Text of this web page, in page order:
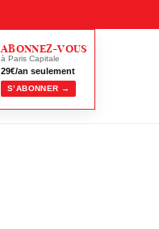
ABONNEZ-VOUS
à Paris Capitale
29€/an seulement
S’ABONNER →